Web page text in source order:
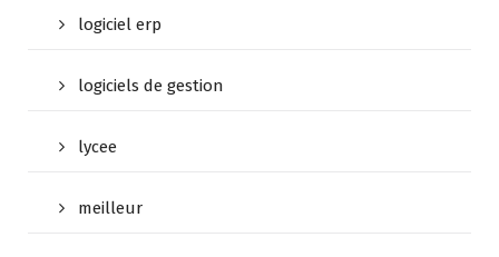
logiciel erp
logiciels de gestion
lycee
meilleur